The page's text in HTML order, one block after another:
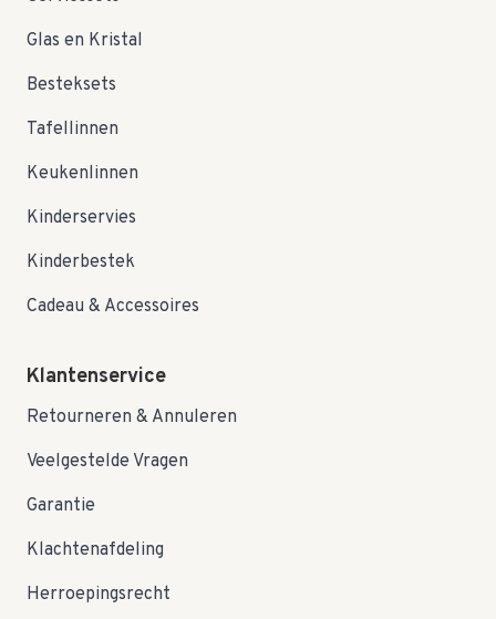
Glas en Kristal
Besteksets
Tafellinnen
Keukenlinnen
Kinderservies
Kinderbestek
Cadeau & Accessoires
Klantenservice
Retourneren & Annuleren
Veelgestelde Vragen
Garantie
Klachtenafdeling
Herroepingsrecht